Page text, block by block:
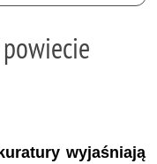
wyjaśniają